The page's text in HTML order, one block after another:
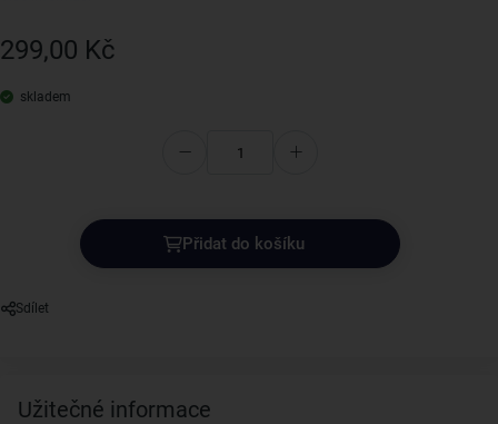
299,00 Kč
skladem
Přidat do košíku
Sdílet
Užitečné informace